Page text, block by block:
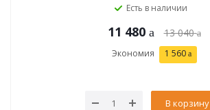
Есть в наличии
11 480 13 040
Экономия 1 560
В корзину